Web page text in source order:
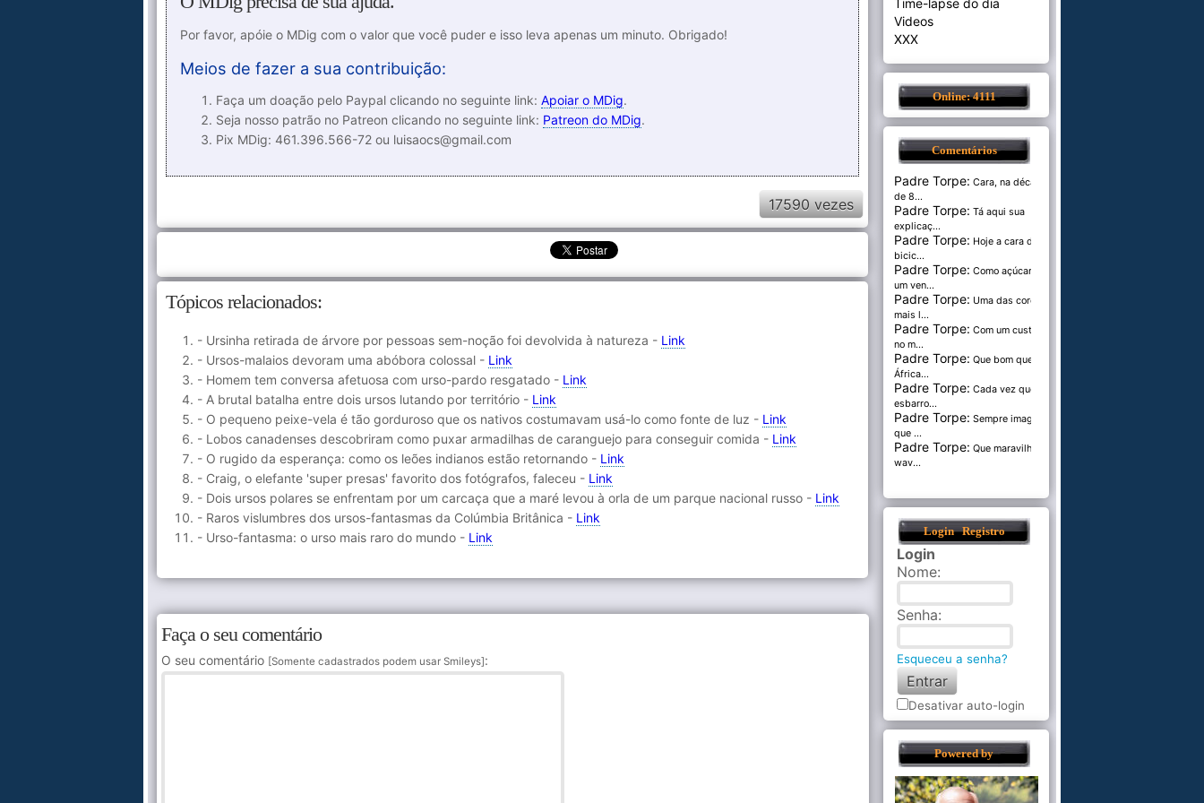
Por favor, apóie o MDig com o valor que você puder e isso leva apenas um minuto. Obrigado!
Meios de fazer a sua contribuição:
Faça um doação pelo Paypal clicando no seguinte link: Apoiar o MDig.
Seja nosso patrão no Patreon clicando no seguinte link: Patreon do MDig.
Pix MDig: 461.396.566-72 ou luisaocs@gmail.com
17590 vezes
Tópicos relacionados:
- Ursinha retirada de árvore por pessoas sem-noção foi devolvida à natureza - Link
- Ursos-malaios devoram uma abóbora colossal - Link
- Homem tem conversa afetuosa com urso-pardo resgatado - Link
- A brutal batalha entre dois ursos lutando por território - Link
- O pequeno peixe-vela é tão gorduroso que os nativos costumavam usá-lo como fonte de luz - Link
- Lobos canadenses descobriram como puxar armadilhas de caranguejo para conseguir comida - Link
- O rugido da esperança: como os leões indianos estão retornando - Link
- Craig, o elefante 'super presas' favorito dos fotógrafos, faleceu - Link
- Dois ursos polares se enfrentam por um carcaça que a maré levou à orla de um parque nacional russo - Link
- Raros vislumbres dos ursos-fantasmas da Colúmbia Britânica - Link
- Urso-fantasma: o urso mais raro do mundo - Link
Faça o seu comentário
O seu comentário [Somente cadastrados podem usar Smileys] :
Time-lapse do dia
Videos
XXX
Online: 4111
Comentários
Padre Torpe: Cara, na década
de 8...
Padre Torpe: Tá aqui sua
explicaç...
Padre Torpe: Hoje a cara de
bicic...
Padre Torpe: Como açúcar é
um ven...
Padre Torpe: Uma das cores
mais l...
Padre Torpe: Com um custo de
no m...
Padre Torpe: Que bom que a
África...
Padre Torpe: Cada vez que
esbarro...
Padre Torpe: Sempre imaginei
que ...
Padre Torpe: Que maravilha de
wav...
Login Registro
Login
Nome:
Senha:
Esqueceu a senha?
Desativar auto-login
Powered by